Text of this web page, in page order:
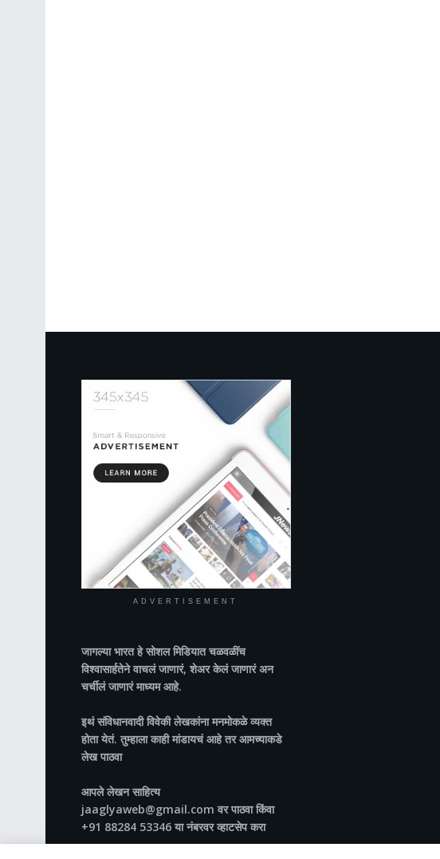
ADVERTISEMENT
जागल्या भारतहे सोशल मिडियात चळवळींच
विश्वासार्हतेने वाचलं जाणारं, शेअर केलं जाणारं अन
चर्चीलं जाणारं माध्यम आहे.
इथं संविधानवादी विवेकी लेखकांना मनमोकळे व्यक्त
होता येतं. तुम्हाला काही मांडायचं आहे तर आमच्याकडे
लेख पाठवा
आपले लेखन साहित्य
jaaglyaweb@gmail.com वर पाठवा किंवा
+91 88284 53346 या नंबरवर व्हाटसेप करा